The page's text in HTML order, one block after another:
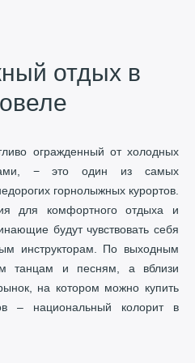
отдых в
огражденный от холодных
− это один из самых
горнолыжных курортов.
для комфортного отдыха и
будут чувствовать себя
инструкторам. По выходным
танцам и песням, а вблизи
на котором можно купить
– национальный колорит в